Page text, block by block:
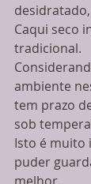
Caqui seco
tradicional.
ambiente
tem prazo
sob
Isto é muito
puder